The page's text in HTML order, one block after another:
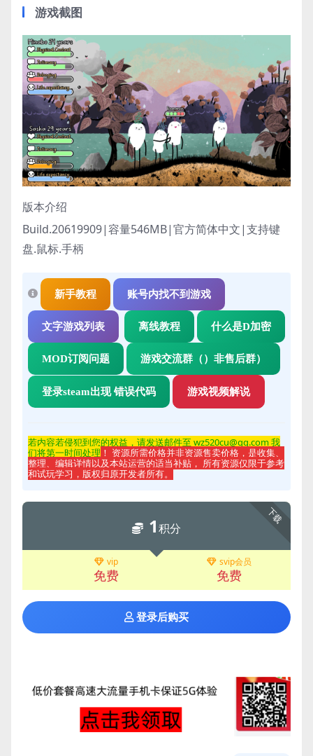
游戏截图
版本介绍
Build.20619909|容量546MB|官方简体中文|支持键
盘.鼠标.手柄
新手教程 账号内找不到游戏
文字游戏列表 离线教程 什么是D加密
MOD订阅问题 游戏交流群（）非售后群）
登录steam出现 错误代码 游戏视频解说
若内容若侵犯到您的权益，请发送邮件至 wz520cu@qq.com 我
们将第一时间处理 ！ 资源所需价格并非资源售卖价格，是收集、
整理、编辑详情以及本站运营的适当补贴， 所有资源仅限于参考
和试玩学习，版权归原开发者所有。
下载
1积分
vip
免费
svip会员
免费
登录后购买